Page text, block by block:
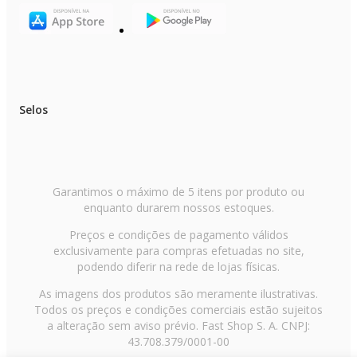
Selos
Garantimos o máximo de 5 itens por produto ou
enquanto durarem nossos estoques.
Preços e condições de pagamento válidos
exclusivamente para compras efetuadas no site,
podendo diferir na rede de lojas físicas.
As imagens dos produtos são meramente ilustrativas.
Todos os preços e condições comerciais estão sujeitos
a alteração sem aviso prévio. Fast Shop S. A. CNPJ:
43.708.379/0001-00